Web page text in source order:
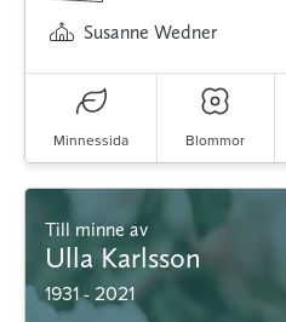
Susanne Wedner
Minnessida Blommor
Till minne av
Ulla Karlsson
1931 - 2021